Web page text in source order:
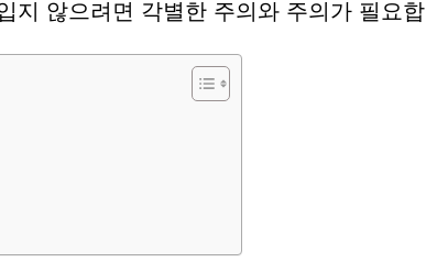
지 않으려면 각별한 주의와 주의가 필요